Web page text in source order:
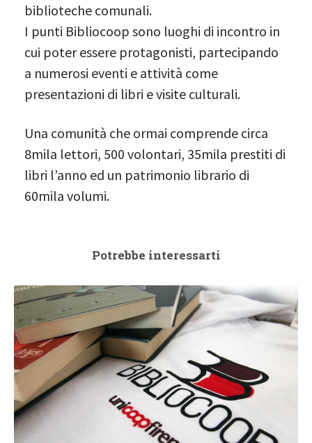
biblioteche comunali.
I punti Bibliocoop sono luoghi di incontro in
cui poter essere protagonisti, partecipando
a numerosi eventi e attività come
presentazioni di libri e visite culturali.
Una comunità che ormai comprende circa
8mila lettori, 500 volontari, 35mila prestiti di
libri l’anno ed un patrimonio librario di
60mila volumi.
Potrebbe interessarti